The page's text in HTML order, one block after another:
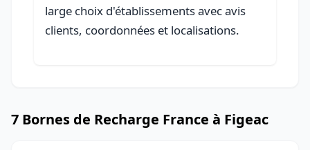
large choix d'établissements avec avis
clients, coordonnées et localisations.
7 Bornes de Recharge France à Figeac